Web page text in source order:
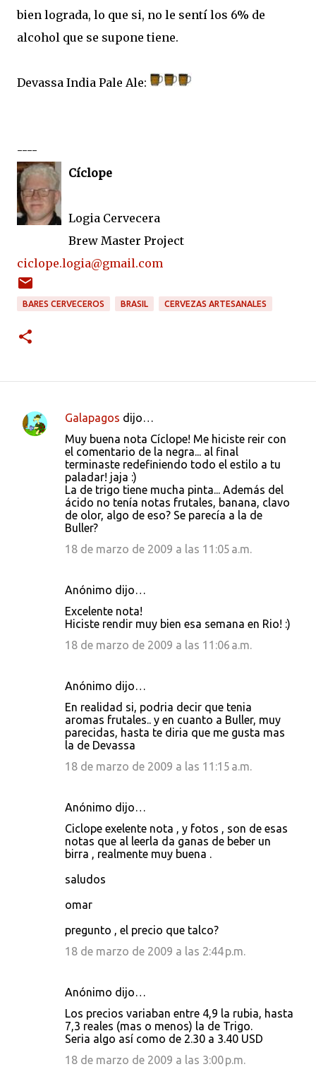
bien lograda, lo que si, no le sentí los 6% de
alcohol que se supone tiene.
Devassa India Pale Ale:
----
Cíclope
Logia Cervecera
Brew Master Project
ciclope.logia@gmail.com
BARES CERVECEROS BRASIL CERVEZAS ARTESANALES
C
Galapagos dijo…
Muy buena nota Cíclope! Me hiciste reir con
el comentario de la negra... al final
terminaste redefiniendo todo el estilo a tu
paladar! jaja :)
La de trigo tiene mucha pinta... Además del
ácido no tenía notas frutales, banana, clavo
de olor, algo de eso? Se parecía a la de
Buller?
18 de marzo de 2009 a las 11:05 a.m.
Anónimo dijo…
Excelente nota!
Hiciste rendir muy bien esa semana en Rio! :)
18 de marzo de 2009 a las 11:06 a.m.
Anónimo dijo…
En realidad si, podria decir que tenia
aromas frutales.. y en cuanto a Buller, muy
parecidas, hasta te diria que me gusta mas
la de Devassa
18 de marzo de 2009 a las 11:15 a.m.
Anónimo dijo…
Ciclope exelente nota , y fotos , son de esas
notas que al leerla da ganas de beber un
birra , realmente muy buena .
saludos
omar
pregunto , el precio que talco?
18 de marzo de 2009 a las 2:44 p.m.
Anónimo dijo…
Los precios variaban entre 4,9 la rubia, hasta
7,3 reales (mas o menos) la de Trigo.
Seria algo así como de 2.30 a 3.40 USD
18 de marzo de 2009 a las 3:00 p.m.